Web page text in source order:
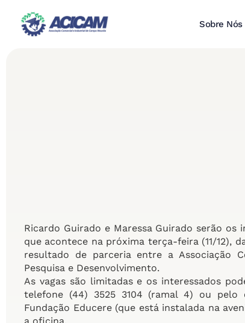
Sobre Nós
Ricardo Guirado e Maressa Guirado serão
que acontece na próxima terça-feira (11/12),
resultado de parceria entre a Associação
Pesquisa e Desenvolvimento.
As vagas são limitadas e os interessados
telefone (44) 3525 3104 (ramal 4) ou pelo
Fundação Educere (que está instalada na